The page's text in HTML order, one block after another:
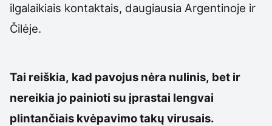
ilgalaikiais kontaktais, daugiausia Argentinoje ir
Čilėje.
Tai reiškia, kad pavojus nėra nulinis, bet ir
nereikia jo painioti su įprastai lengvai
plintančiais kvėpavimo takų virusais.